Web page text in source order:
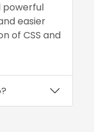
powerful
easier
of CSS and